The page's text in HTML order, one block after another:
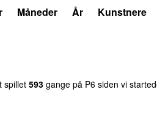
Måneder År Kunstnere
spillet 593 gange på P6 siden vi